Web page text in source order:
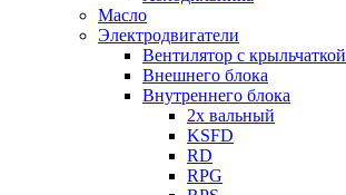
Масло
Электродвигатели
Вентилятор с крыльчаткой
Внешнего блока
Внутреннего блока
2х вальный
KSFD
RD
RPG